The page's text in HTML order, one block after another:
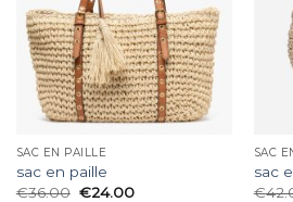
SAC EN PAILLE
sac en paille
€36.00 €24.00
SAC
sac
€